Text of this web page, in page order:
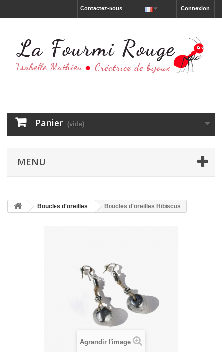
Connexion
Contactez-nous
Panier (vide)
MENU
Boucles d'oreilles Boucles d'oreilles Hibiscus
Agrandir l'image